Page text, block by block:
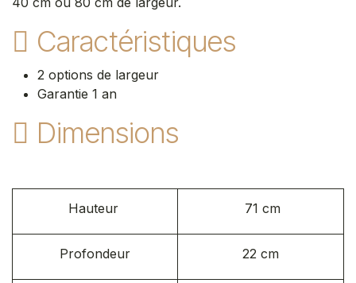
Caractéristiques
2 options de largeur
Garantie 1 an
Dimensions
Hauteur 71 cm
Profondeur 22 cm